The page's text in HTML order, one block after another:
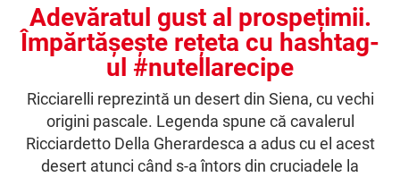
Adevăratul gust al prospețimii.
Împărtășește rețeta cu hashtag-
ul #nutellarecipe
Ricciarelli reprezintă un desert din Siena, cu vechi
origini pascale. Legenda spune că cavalerul
Ricciardetto Della Gherardesca a adus cu el acest
desert atunci când s-a întors din cruciadele la